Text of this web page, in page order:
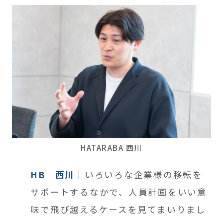
HATARABA 西川
HB 西川
いろいろな企業様の移転を
サポートするなかで、人員計画をいい意
味で飛び越えるケースを見てまいりまし